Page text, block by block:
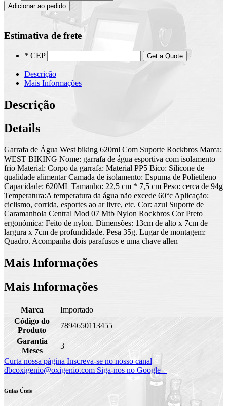
Adicionar ao pedido
Estimativa de frete
* CEP Get a Quote
Descrição
Mais Informações
Descrição
Details
Garrafa de Água West biking 620ml Com Suporte Rockbros Marca:
WEST BIKING Nome: garrafa de água esportiva com isolamento
frio Material: Corpo da garrafa: Material PP5 Bico: Silicone de
qualidade alimentar Camada de isolamento: Espuma de Polietileno
Capacidade: 620ML Tamanho: 22,5 cm * 7,5 cm Peso: cerca de 94g
Temperatura:A temperatura da água não excede 60°c Aplicação:
ciclismo, corrida, esportes ao ar livre, etc. Cor: azul Suporte de
Caramanhola Central Mod 07 Mtb Nylon Rockbros Cor Preto
ergonómica: Feito de nylon. Dimensões: 13cm de alto x 7cm de
largura x 7cm de profundidade. Pesa 35g. Lugar de montagem:
Quadro. Acompanha dois parafusos e uma chave allen
Mais Informações
Mais Informações
Marca
Importado
Código do
Produto
7894650113455
Garantia
Meses
3
Curta nossa página Inscreva-se no nosso canal
dbcoxigenio@oxigenio.com Siga-nos no Google +
Guias Úteis